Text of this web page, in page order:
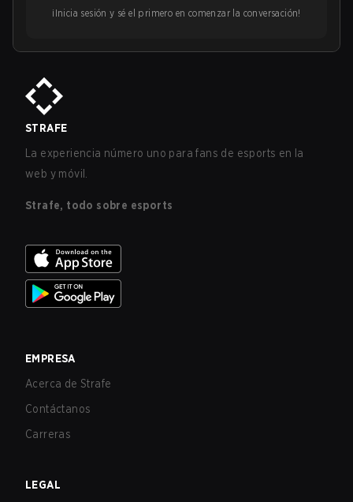
¡Inicia sesión y sé el primero en comenzar la conversación!
STRAFE
La experiencia número uno para fans de esports en la
web y móvil.
Strafe, todo sobre esports
EMPRESA
Acerca de Strafe
Contáctanos
Carreras
LEGAL